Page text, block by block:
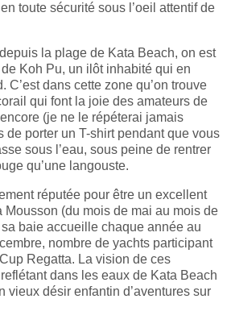
toute sécurité sous l’oeil attentif de
la plage de Kata Beach, on est
Koh Pu, un ilôt inhabité qui en
C’est dans cette zone qu’on trouve
qui font la joie des amateurs de
(je ne le répéterai jamais
de porter un T-shirt pendant que vous
sous l’eau, sous peine de rentrer
qu’une langouste.
réputée pour être un excellent
Mousson (du mois de mai au mois de
baie accueille chaque année au
nombre de yachts participant
Regatta. La vision de ces
dans les eaux de Kata Beach
vieux désir enfantin d’aventures sur